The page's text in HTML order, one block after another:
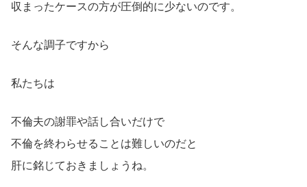
収まったケースの方が圧倒的に少ないのです。
そんな調子ですから
私たちは
不倫夫の謝罪や話し合いだけで
不倫を終わらせることは難しいのだと
肝に銘じておきましょうね。